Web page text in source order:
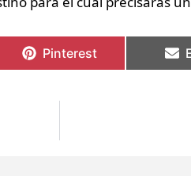
Pinterest